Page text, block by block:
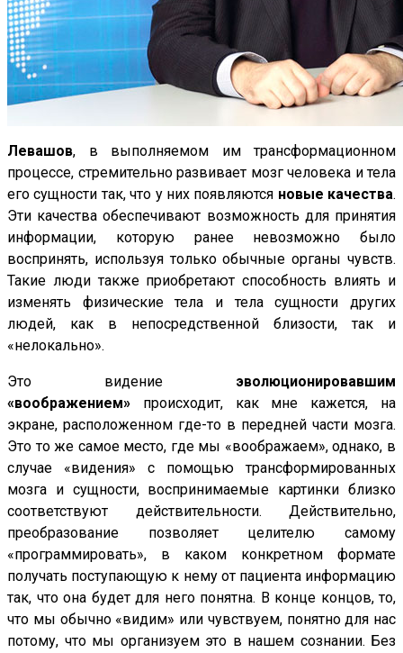
Левашов, в выполняемом им трансформационном
процессе, стремительно развивает мозг человека и тела
его сущности так, что у них появляются новые качества.
Эти качества обеспечивают возможность для принятия
информации, которую ранее невозможно было
воспринять, используя только обычные органы чувств.
Такие люди также приобретают способность влиять и
изменять физические тела и тела сущности других
людей, как в непосредственной близости, так и
«нелокально».
Это видение эволюционировавшим
«воображением» происходит, как мне кажется, на
экране, расположенном где-то в передней части мозга.
Это то же самое место, где мы «воображаем», однако, в
случае «видения» с помощью трансформированных
мозга и сущности, воспринимаемые картинки близко
соответствуют действительности. Действительно,
преобразование позволяет целителю самому
«программировать», в каком конкретном формате
получать поступающую к нему от пациента информацию
так, что она будет для него понятна. В конце концов, то,
что мы обычно «видим» или чувствуем, понятно для нас
потому, что мы организуем это в нашем сознании. Без